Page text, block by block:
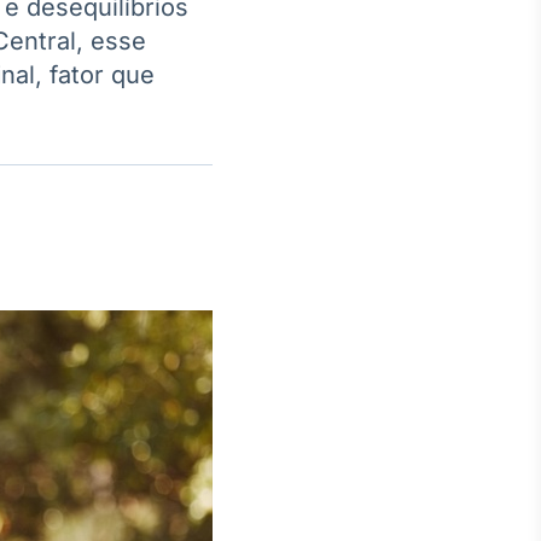
Crédito
desequilíbrios
esse
fator que